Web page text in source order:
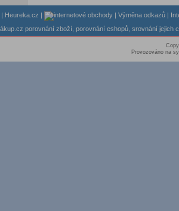
Heureka.cz Výměna odkazů
Provozováno na